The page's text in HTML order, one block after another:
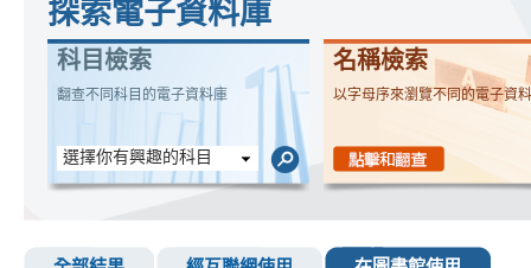
探索電子資料庫
科目檢索
翻查不同科目的電子資料庫
選擇你有興趣的科目
名稱檢索
以字母序來瀏覽不同的電子資